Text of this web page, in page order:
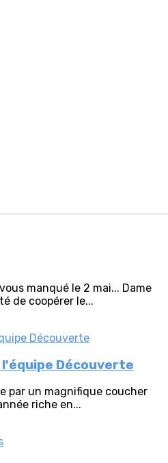
manqué le 2 mai... Dame
de coopérer le...
Découverte
par un magnifique coucher
riche en...